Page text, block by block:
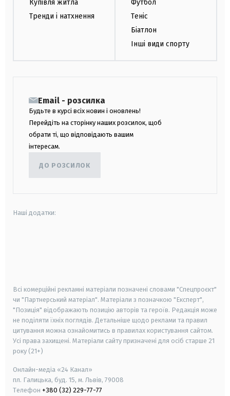
Купівля житла
Тренди і натхнення
Футбол
Теніс
Біатлон
Інші види спорту
Email - розсилка
Будьте в курсі всіх новин і оновлень!
Перейдіть на сторінку наших розсилок, щоб
обрати ті, що відповідають вашим
інтересам.
ДО РОЗСИЛОК
Наші додатки:
Всі комерційні рекламні матеріали позначені словами "Спецпроєкт"
чи "Партнерський матеріал". Матеріали з позначкою "Експерт",
"Позиція" відображають позицію авторів та героїв. Редакція може
не поділяти їхніх поглядів. Детальніше щодо реклами та правил
цитування можна ознайомитись в правилах користування сайтом.
Усі права захищені. Матеріали сайту призначені для осіб старше 21
року (21+)
Онлайн-медіа «24 Канал»
пл. Галицька, буд. 15, м. Львів, 79008
Телефон +380 (32) 229-77-77